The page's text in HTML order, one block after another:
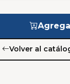
Volver al